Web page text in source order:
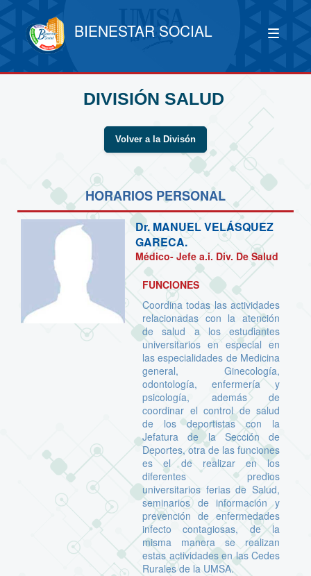
BIENESTAR SOCIAL
DIVISIÓN SALUD
Volver a la Divisón
HORARIOS PERSONAL
Dr. MANUEL VELÁSQUEZ
GARECA.
Médico- Jefe a.i. Div. De Salud
FUNCIONES
Coordina todas las actividades
relacionadas con la atención
de salud a los estudiantes
universitarios en especial en
las especialidades de Medicina
general, Ginecología,
odontología, enfermería y
psicología, además de
coordinar el control de salud
de los deportistas con la
Jefatura de la Sección de
Deportes, otra de las funciones
es el de realizar en los
diferentes predios
universitarios ferias de Salud,
seminarios de información y
prevención de enfermedades
infecto contagiosas, de la
misma manera se realizan
estas actividades en las Cedes
Rurales de la UMSA.